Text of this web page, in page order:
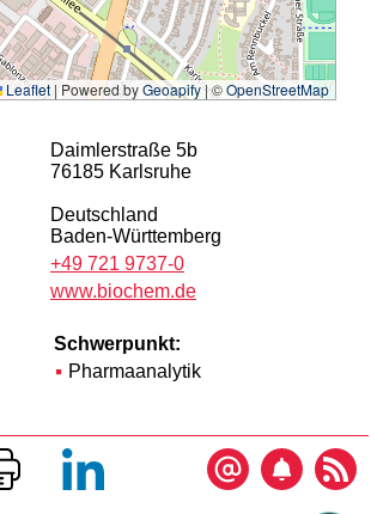
Leaflet | Powered byGeoapify| ©OpenStreetMap
Daimlerstraße 5b
76185 Karlsruhe
Deutschland
Baden-Württemberg
+49 721 9737-0
www.biochem.de
Schwerpunkt:
Pharmaanalytik